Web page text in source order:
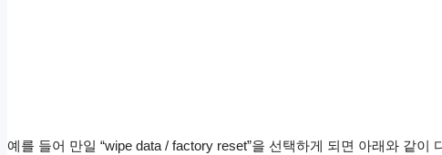
예를 들어 만일 “wipe data / factory reset”을 선택하게 되면 아래와 같이